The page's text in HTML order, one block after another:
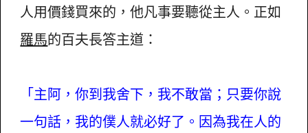
人用價錢買來的，他凡事要聽從主人。正如
羅馬的百夫長答主道：
「主阿，你到我舍下，我不敢當；只要你說
一句話，我的僕人就必好了。因為我在人的